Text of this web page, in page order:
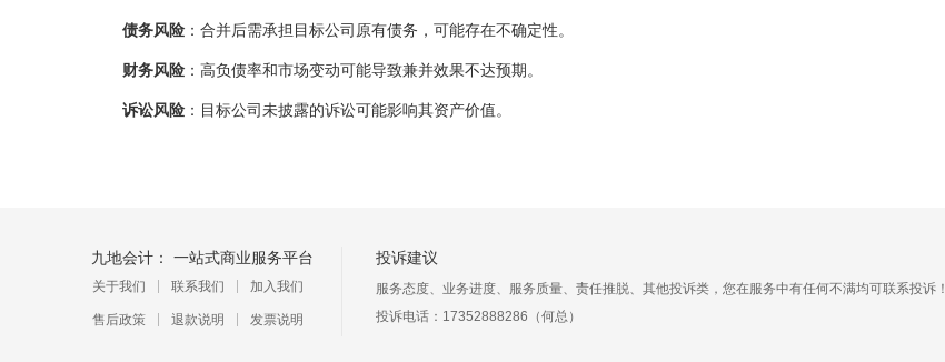
债务风险 ：合并后需承担目标公司原有债务，可能存在不确定性。
财务风险 ：高负债率和市场变动可能导致兼并效果不达预期。
诉讼风险 ：目标公司未披露的诉讼可能影响其资产价值。
九地会计： 一站式商业服务平台
关于我们 联系我们 加入我们
售后政策 退款说明 发票说明
投诉建议
服务态度、业务进度、服务质量、责任推脱、其他投诉类，您在服务中有任何不满均可联系投诉！
投诉电话：17352888286（何总）